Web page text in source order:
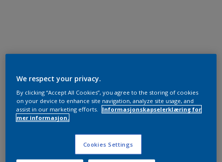
We respect your privacy.
By clicking “Accept All Cookies”, you agree to the storing of cookies
on your device to enhance site navigation, analyze site usage, and
assist in our marketing efforts.
Informasjonskapselerklæring for
mer informasjon.
Cookies Settings